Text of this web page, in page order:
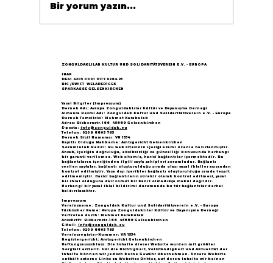
büyük yankı uyandırdı...
Bir yorum yazın...
ZONGULDAKLILAR KULTUR UND SOLIDARITÄTSVEREIN E.V. - EUROPA
IBAN
DE41 4205 0001 0117 0264 25
BIC /SWIFT WELADED1GEK
SPARKASSE GELSENKIRCHEN
Yasal Bilgiler (Impressum)
Dernek Adı: Avrupa Zonguldaklılar Kültür ve Dayanışma Derneği
Almanca Resmi Adı: Zonguldak Kultur und Solidaritätsverein e.V. - Europa
Dernek Temsilcisi: Mehmet Karakulak
Adres: Bickernstr.166 45889 Gelsenkirchen
E-posta: info@zonguldak.eu
Telefon: 0209 8805 765
Dernek Sicil Numarası: VR 1534
Kayıtlı Olduğu Mahkeme: Amtsgericht Gelsenkirchen
Sorumluluk Reddi: Bu web sitesinin içeriği azami özenle hazırlanmıştır.
Ancak, içeriğin doğruluğu, eksiksizliği ve güncelliği konusunda herhangi
bir garanti verilemez. Web sitemiz, harici bağlantılar içermektedir. Bu
bağlantıların içeriğinden ilgili sayfa sahipleri sorumludur. Bağlantı
verilen sayfalar, bağlantı oluşturulduğu sırada olası yasal ihlaller açısından
kontrol edilmiştir. Yasa dışı içerikler bağlantı oluşturulduğu sırada tespit
edilmemiştir. Harici bağlantıların sürekli olarak kontrol edilmesi, yasal
bir ihlal olduğuna dair somut bir kanıt olmadıkça makul değildir.
Herhangi bir yasal ihlal bildirimi durumunda bu tür bağlantılar derhal
kaldırılacaktır.
Impressum
Vereinsname: Zonguldak Kultur und Solidaritätsverein e.V. - Europa
Türkischer Name: Avrupa Zonguldaklılar Kültür ve Dayanışma Derneği
Vertreten durch: Mehmet Karakulak
Anschrift: Bickernstr.166 45889 Gelsenkirchen
E-Mail: info@zonguldak.eu
Telefon: 0209 8805 765
Vereinsregister-Nummer: VR 1534
Registergericht: Amtsgericht Gelsenkirchen
Haftungsausschluss: Die Inhalte dieser Website wurden mit größter
Sorgfalt erstellt. Für die Richtigkeit, Vollständigkeit und Aktualität der
Inhalte können wir jedoch keine Gewähr übernehmen. Unsere Website
enthält externe Links zu Websites Dritter, auf deren Inhalte wir keinen